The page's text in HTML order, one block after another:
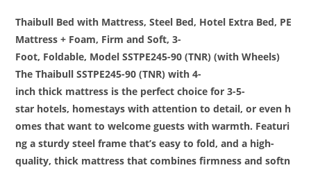
Thaibull Bed with Mattress, Steel Bed, Hotel Extra Bed, PE
Mattress + Foam, Firm and Soft, 3-
Foot, Foldable, Model SSTPE245-90 (TNR) (with Wheels)
The Thaibull SSTPE245-90 (TNR) with 4-
inch thick mattress is the perfect choice for 3-5-
star hotels, homestays with attention to detail, or even h
omes that want to welcome guests with warmth. Featuri
ng a sturdy steel frame that’s easy to fold, and a high-
quality, thick mattress that combines firmness and softn